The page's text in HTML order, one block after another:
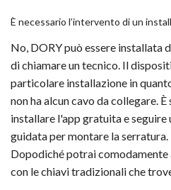
È necessario l’intervento di un
No, DORY può essere installata
di chiamare un tecnico. Il
particolare installazione in
non ha alcun cavo da collegare.
installare l'app gratuita e seguire
guidata per montare la serratura.
Dopodiché potrai
con le chiavi tradizionali che